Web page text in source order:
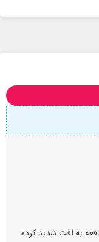
دفعه یه افت شدید کرده